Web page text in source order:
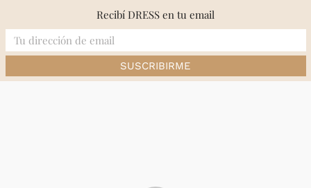
content
Recibí DRESS en tu email